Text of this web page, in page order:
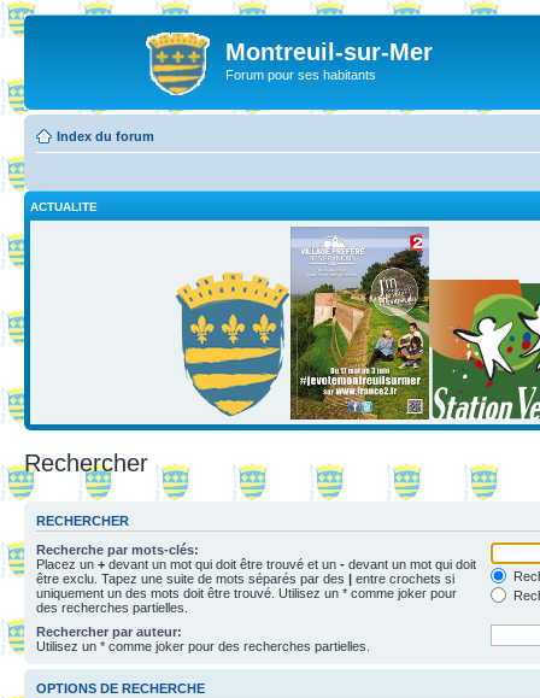
Montreuil-sur-Mer
Forum pour ses habitants
Index du forum
ACTUALITE
Rechercher
RECHERCHER
Recherche par mots-clés:
Placez un + devant un mot qui doit être trouvé et un - devant un mot qui doit
être exclu. Tapez une suite de mots séparés par des | entre crochets si
uniquement un des mots doit être trouvé. Utilisez un * comme joker pour
des recherches partielles.
Rechercher par auteur:
Utilisez un * comme joker pour des recherches partielles.
OPTIONS DE RECHERCHE